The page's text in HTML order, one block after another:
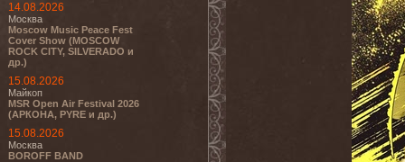
14.08.2026
Москва
Moscow Music Peace Fest
Cover Show (MOSCOW
ROCK CITY, SILVERADO и
др.)
15.08.2026
Майкоп
MSR Open Air Festival 2026
(АРКОНА, PYRE и др.)
15.08.2026
Москва
BOROFF BAND